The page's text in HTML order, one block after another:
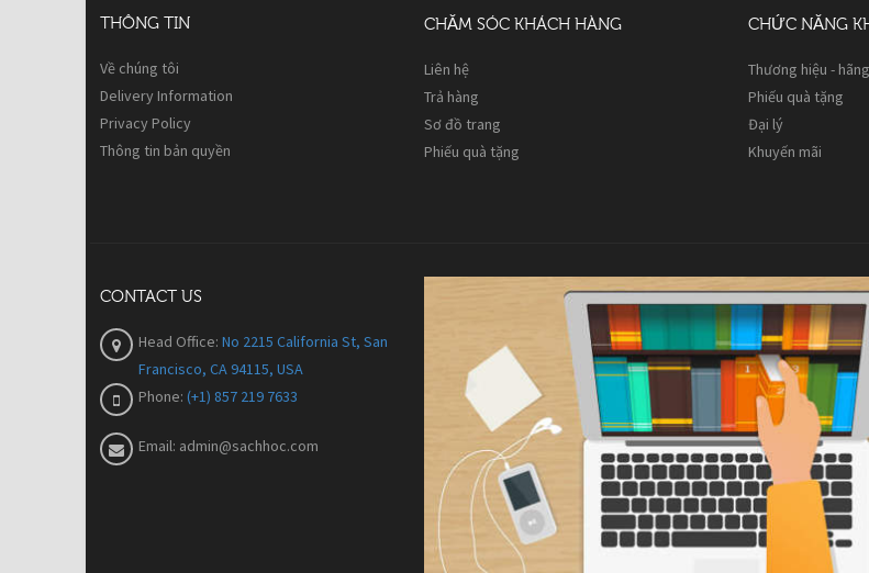
THÔNG TIN
Về chúng tôi
Delivery Information
Privacy Policy
Thông tin bản quyền
CHĂM SÓC KHÁCH HÀNG
Liên hệ
Trả hàng
Sơ đồ trang
Phiếu quà tặng
CHỨC NĂNG
Thương hiệu - hãng
Phiếu quà tặng
Đại lý
Khuyến mãi
CONTACT US
Head Office: No 2215 California St, San
Francisco, CA 94115, USA
Phone: (+1) 857 219 7633
Email: admin@sachhoc.com